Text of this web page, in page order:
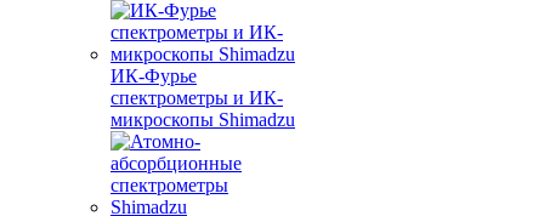
ИК-Фурье
спектрометры и ИК-
микроскопы Shimadzu